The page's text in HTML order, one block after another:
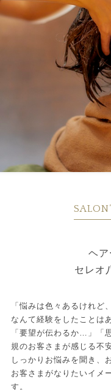
ヘア
セレオ
「悩みは色々あるけれど
なんて経験をしたことは
「要望が伝わるか…」「
規のお客さまが感じる不
しっかりお悩みを聞き、
お客さまがなりたいイメ
す。